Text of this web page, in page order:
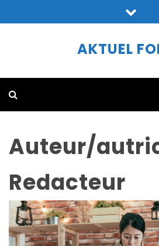
to
AKTUEL
Auteur/
Redacteur